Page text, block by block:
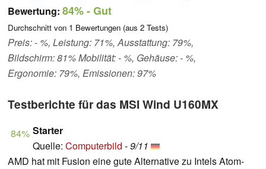
Bewertung: 84%- Gut
Durchschnitt von 1 Bewertungen (aus 2 Tests)
Preis: - %, Leistung: 71%, Ausstattung: 79%,
Bildschirm: 81% Mobilität: - %, Gehäuse: - %,
Ergonomie: 79%, Emissionen: 97%
Testberichte für das MSI Wind U160MX
84% Starter
Quelle: Computerbild -9/11
AMD hat mit Fusion eine gute Alternative zu Intels Atom-